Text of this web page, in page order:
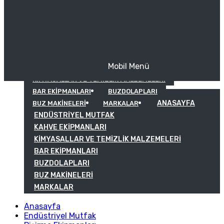
KIMYASALLAR VE TEMIZLIK MALZEMELERI
BAR EKIPMANLARI
BUZDOLAPLARI
BUZ MAKINELERI
MARKALAR
Mobil Menü
ANASAYFA
ENDÜSTRIYEL MUTFAK
KAHVE EKIPMANLARI
KIMYASALLAR VE TEMIZLIK MALZEMELERI
BAR EKIPMANLARI
BUZDOLAPLARI
BUZ MAKINELERI
MARKALAR
Anasayfa
Endüstriyel Mutfak